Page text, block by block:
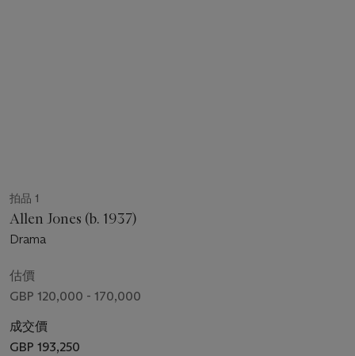
拍品 1
Allen Jones (b. 1937)
Drama
估價
GBP 120,000 - 170,000
成交價
GBP 193,250